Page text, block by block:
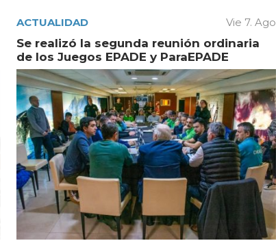
ACTUALIDAD Vie 7. Ago
Se realizó la segunda reunión ordinaria
de los Juegos EPADE y ParaEPADE